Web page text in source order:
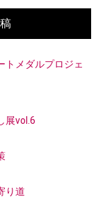
メダルプロジェ
展vol.6
り道